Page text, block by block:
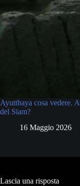
Ayutthaya cosa vedere.
del Siam?
16 Maggio 2026
Lascia una risposta